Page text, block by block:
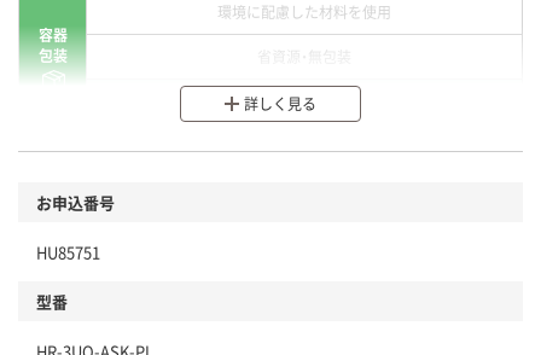
容器
包装
環境に配慮した材料を使用
分別・リサイクルしやすい設計
本体
詳しく見る
お申込番号
HU85751
型番